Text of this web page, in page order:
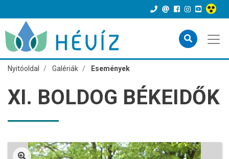
Nyitóoldal Galériák Események
XI. BOLDOG BÉKEIDŐK